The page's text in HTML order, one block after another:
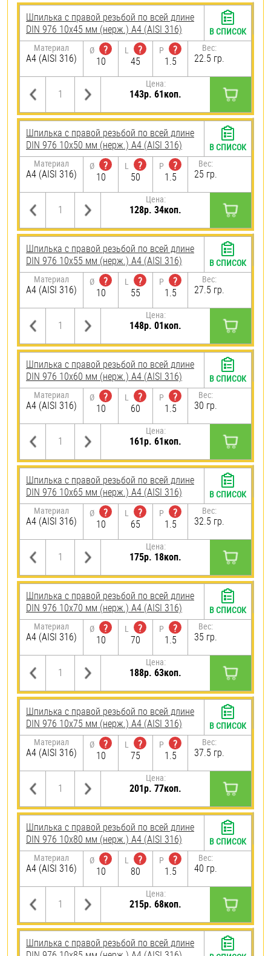
Шпилька с правой резьбой по всей длине
DIN 976 10х45 мм (нерж.) A4 (AISI 316)
Материал
A4 (AISI 316)
Ø
?
10
L
?
45
P
?
1.5
Вес:
22.5 гр.
Цена:
143р. 61коп.
В СПИСОК
Шпилька с правой резьбой по всей длине
DIN 976 10х50 мм (нерж.) A4 (AISI 316)
Материал
A4 (AISI 316)
Ø
?
10
L
?
50
P
?
1.5
Вес:
25 гр.
Цена:
128р. 34коп.
В СПИСОК
Шпилька с правой резьбой по всей длине
DIN 976 10х55 мм (нерж.) A4 (AISI 316)
Материал
A4 (AISI 316)
Ø
?
10
L
?
55
P
?
1.5
Вес:
27.5 гр.
Цена:
148р. 01коп.
В СПИСОК
Шпилька с правой резьбой по всей длине
DIN 976 10х60 мм (нерж.) A4 (AISI 316)
Материал
A4 (AISI 316)
Ø
?
10
L
?
60
P
?
1.5
Вес:
30 гр.
Цена:
161р. 61коп.
В СПИСОК
Шпилька с правой резьбой по всей длине
DIN 976 10х65 мм (нерж.) A4 (AISI 316)
Материал
A4 (AISI 316)
Ø
?
10
L
?
65
P
?
1.5
Вес:
32.5 гр.
Цена:
175р. 18коп.
В СПИСОК
Шпилька с правой резьбой по всей длине
DIN 976 10х70 мм (нерж.) A4 (AISI 316)
Материал
A4 (AISI 316)
Ø
?
10
L
?
70
P
?
1.5
Вес:
35 гр.
Цена:
188р. 63коп.
В СПИСОК
Шпилька с правой резьбой по всей длине
DIN 976 10х75 мм (нерж.) A4 (AISI 316)
Материал
A4 (AISI 316)
Ø
?
10
L
?
75
P
?
1.5
Вес:
37.5 гр.
Цена:
201р. 77коп.
В СПИСОК
Шпилька с правой резьбой по всей длине
DIN 976 10х80 мм (нерж.) A4 (AISI 316)
Материал
A4 (AISI 316)
Ø
?
10
L
?
80
P
?
1.5
Вес:
40 гр.
Цена:
215р. 68коп.
В СПИСОК
Шпилька с правой резьбой по всей длине